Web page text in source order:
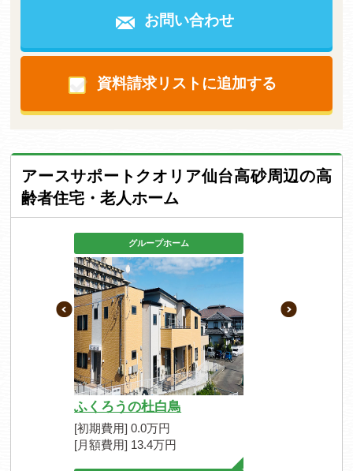
お問い合わせ
資料請求リストに追加する
アースサポートクオリア仙台高砂周辺の高
齢者住宅・老人ホーム
グループホーム
ふくろうの杜白鳥
[初期費用] 0.0万円
[月額費用] 13.4万円